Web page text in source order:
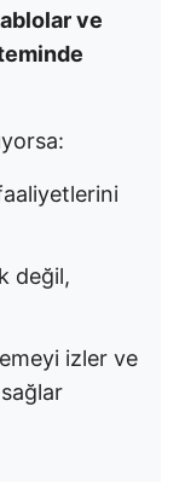
ve
değil,
izler ve